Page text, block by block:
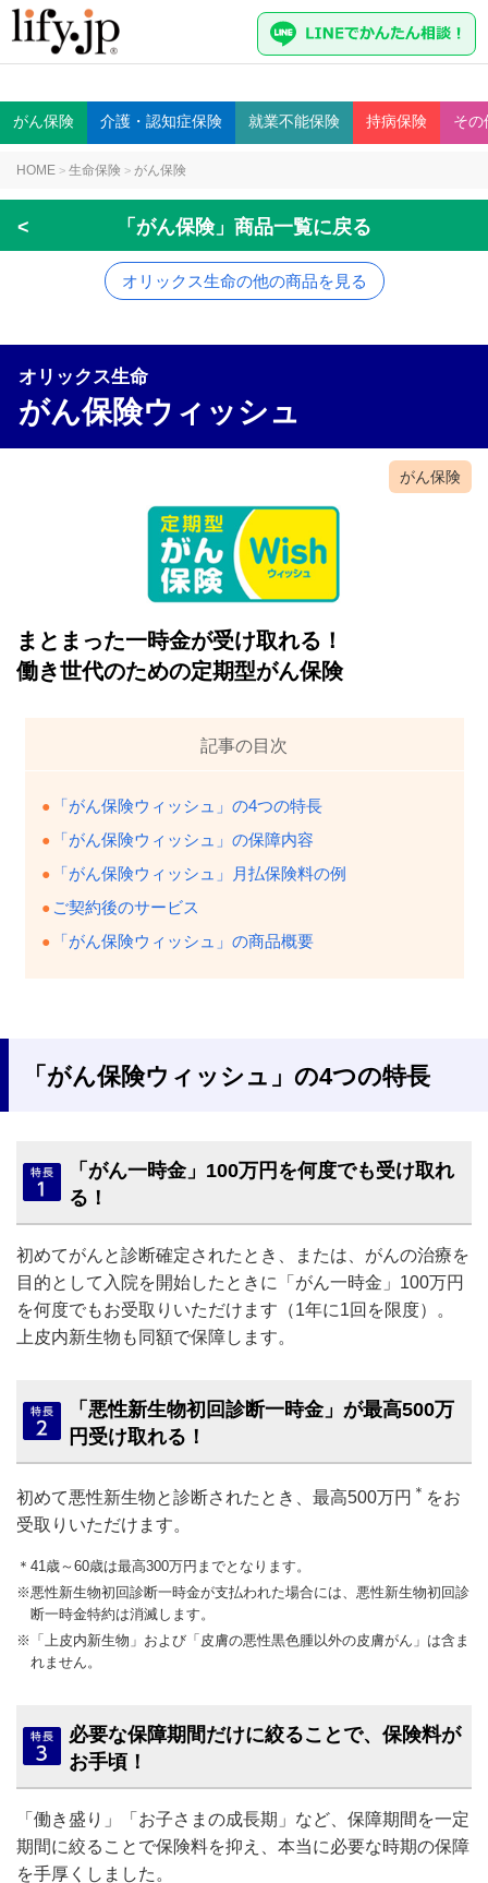
がん保険 介護・認知症保険 就業不能保険 持病保険 その
HOME > 生命保険 > がん保険
< 「がん保険」商品一覧に戻る
オリックス生命の他の商品を見る
オリックス生命
がん保険ウィッシュ
がん保険
まとまった一時金が受け取れる！
働き世代のための定期型がん保険
記事の目次
「がん保険ウィッシュ」の4つの特長
「がん保険ウィッシュ」の保障内容
「がん保険ウィッシュ」月払保険料の例
ご契約後のサービス
「がん保険ウィッシュ」の商品概要
「がん保険ウィッシュ」の4つの特長
「がん一時金」100万円を何度でも受け取れ
る！
初めてがんと診断確定されたとき、または、がんの治療を
目的として入院を開始したときに「がん一時金」100万円
を何度でもお受取りいただけます（1年に1回を限度）。
上皮内新生物も同額で保障します。
「悪性新生物初回診断一時金」が最高500万
円受け取れる！
初めて悪性新生物と診断されたとき、最高500万円 ＊ をお
受取りいただけます。
＊41歳～60歳は最高300万円までとなります。
※悪性新生物初回診断一時金が支払われた場合には、悪性新生物初回診
断一時金特約は消滅します。
※「上皮内新生物」および「皮膚の悪性黒色腫以外の皮膚がん」は含ま
れません。
必要な保障期間だけに絞ることで、保険料が
お手頃！
「働き盛り」「お子さまの成長期」など、保障期間を一定
期間に絞ることで保険料を抑え、本当に必要な時期の保障
を手厚くしました。